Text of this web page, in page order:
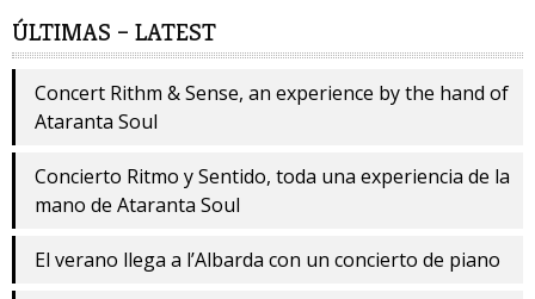
ÚLTIMAS – LATEST
Concert Rithm & Sense, an experience by the hand of
Ataranta Soul
Concierto Ritmo y Sentido, toda una experiencia de la
mano de Ataranta Soul
El verano llega a l’Albarda con un concierto de piano